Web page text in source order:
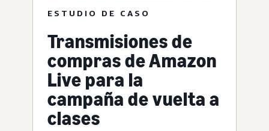
ESTUDIO DE CASO
Transmisiones de
compras de Amazon
Live para la
campaña de vuelta a
clases